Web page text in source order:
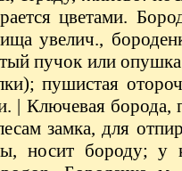
цветами.
увелич.,
пучок или
пушистая
| Ключевая борода,
замка, для
носит бороду; у